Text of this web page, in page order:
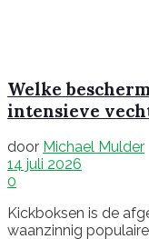
Welke
intensieve
door Michael Mulder
14 juli 2026
0
Kickboksen is de
waanzinnig